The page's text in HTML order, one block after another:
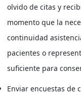
olvido de citas y
momento que la
continuidad
pacientes o
suficiente para
Enviar encuestas de